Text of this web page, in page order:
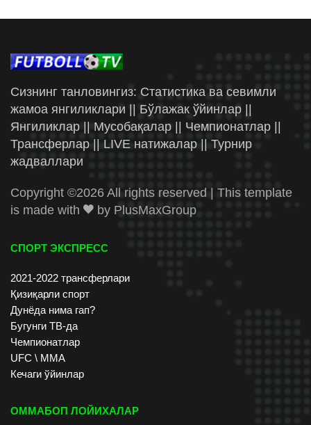
Сизнинг танловингиз: Статистика ва севимли
жамоа янгиликлари || Бўлажак ўйинлар ||
Янгиликлар || Мусобақалар || Чемпионатлар ||
Трансферлар || LIVE натижалар || Турнир
жадваллари
Copyright ©2026 All rights reserved | This template
is made with
by PlusMaxGroup
СПОРТ ЭКСПРЕСС
2021-2022 трансферлари
Қизиқарли спорт
Дунёда нима гап?
Бугунги ТВ-да
Чемпионатлар
UFC \ ММА
Кечаги ўйинлар
ОММАБОП ЛОЙИХАЛАР